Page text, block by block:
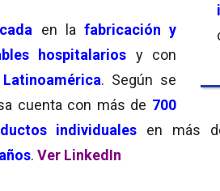
en la fabricación y
hospitalarios y con
. Según se
cuenta con más de 700
individuales en más
. Ver LinkedIn